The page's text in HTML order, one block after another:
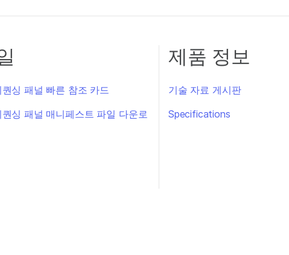
싱 패널 빠른 참조 카드
싱 패널 매니페스트 파일 다운로
제품 정보
기술 자료 게시판
Specifications